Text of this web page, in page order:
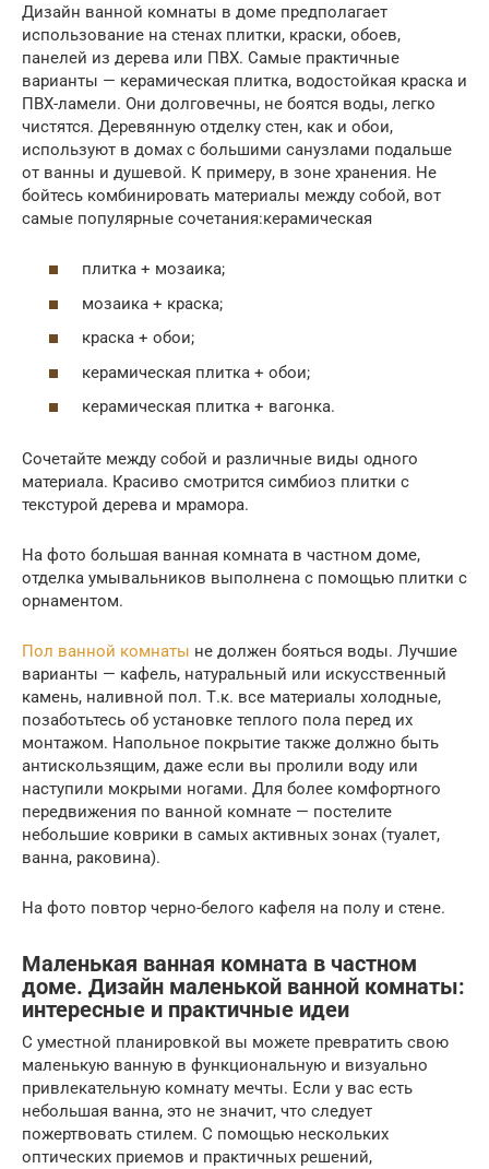
Дизайн ванной комнаты в доме предполагает
использование на стенах плитки, краски, обоев,
панелей из дерева или ПВХ. Самые практичные
варианты — керамическая плитка, водостойкая краска и
ПВХ-ламели. Они долговечны, не боятся воды, легко
чистятся. Деревянную отделку стен, как и обои,
используют в домах с большими санузлами подальше
от ванны и душевой. К примеру, в зоне хранения. Не
бойтесь комбинировать материалы между собой, вот
самые популярные сочетания:керамическая
плитка + мозаика;
мозаика + краска;
краска + обои;
керамическая плитка + обои;
керамическая плитка + вагонка.
Сочетайте между собой и различные виды одного
материала. Красиво смотрится симбиоз плитки с
текстурой дерева и мрамора.
На фото большая ванная комната в частном доме,
отделка умывальников выполнена с помощью плитки с
орнаментом.
Пол ванной комнаты не должен бояться воды. Лучшие
варианты — кафель, натуральный или искусственный
камень, наливной пол. Т.к. все материалы холодные,
позаботьтесь об установке теплого пола перед их
монтажом. Напольное покрытие также должно быть
антискользящим, даже если вы пролили воду или
наступили мокрыми ногами. Для более комфортного
передвижения по ванной комнате — постелите
небольшие коврики в самых активных зонах (туалет,
ванна, раковина).
На фото повтор черно-белого кафеля на полу и стене.
Маленькая ванная комната в частном
доме. Дизайн маленькой ванной комнаты:
интересные и практичные идеи
С уместной планировкой вы можете превратить свою
маленькую ванную в функциональную и визуально
привлекательную комнату мечты. Если у вас есть
небольшая ванна, это не значит, что следует
пожертвовать стилем. С помощью нескольких
оптических приемов и практичных решений,